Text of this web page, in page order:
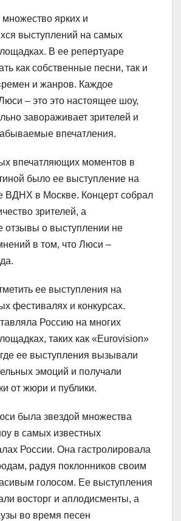
ярких и
выступлений на самых
В ее репертуаре
как собственные песни, так и
и жанров. Каждое
– это это настоящее шоу,
завораживает зрителей и
впечатления.
впечатляющих моментов в
было ее выступление на
ВДНХ в Москве. Концерт собрал
зрителей, а
отзывы о выступлении не
в том, что Люси –
ее выступления на
фестивалях и конкурсах.
Россию на многих
таких как «Eurovision»
ее выступления вызывали
эмоций и получали
от жюри и публики.
была звездой множества
в самых известных
России. Она гастролировала
радуя поклонников своим
голосом. Ее выступления
восторг и аплодисменты, а
во время песен